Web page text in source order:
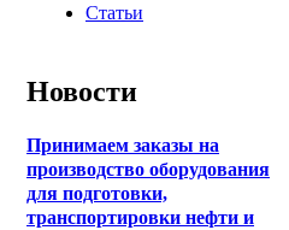
Статьи
Новости
Принимаем заказы на
производство оборудования
для подготовки,
транспортировки нефти и